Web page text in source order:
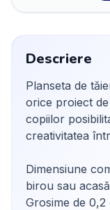
Descriere
Planseta de
orice proiect
copiilor
creativitatea
Dimensiune
birou sau acasă
Grosime de